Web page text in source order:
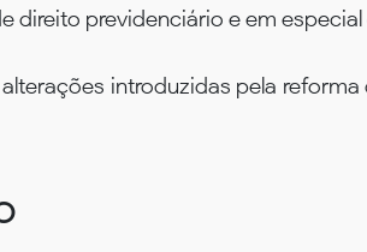
direito previdenciário e em
introduzidas pela